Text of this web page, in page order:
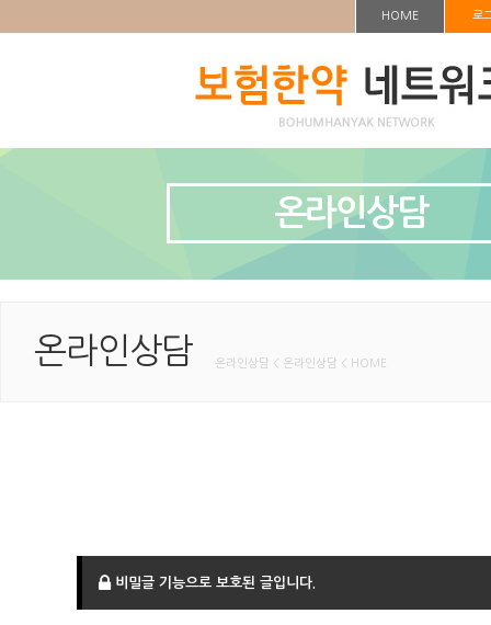
HOME 로
온라인상담
온라인상담 온라인상담 < 온라인상담 < HOME
비밀글 기능으로 보호된 글입니다.